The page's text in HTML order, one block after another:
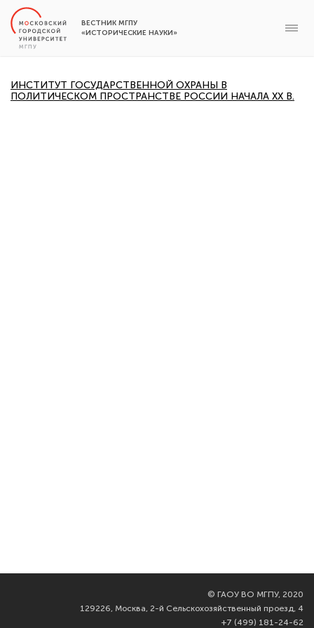
ВЕСТНИК МГПУ
«ИСТОРИЧЕСКИЕ НАУКИ»
ИНСТИТУТ ГОСУДАРСТВЕННОЙ ОХРАНЫ В
ПОЛИТИЧЕСКОМ ПРОСТРАНСТВЕ РОССИИ НАЧАЛА XX В.
© ГАОУ ВО МГПУ, 2020
129226, Москва, 2-й Сельскохозяйственный проезд, 4
+7 (499) 181-24-62